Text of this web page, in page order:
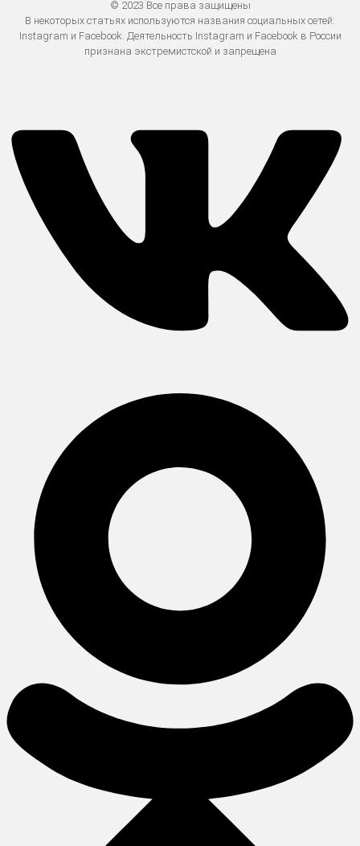
© 2023 Все права защищены
В некоторых статьях используются названия социальных сетей:
Instagram и Facebook. Деятельность Instagram и Facebook в России
признана экстремистской и запрещена